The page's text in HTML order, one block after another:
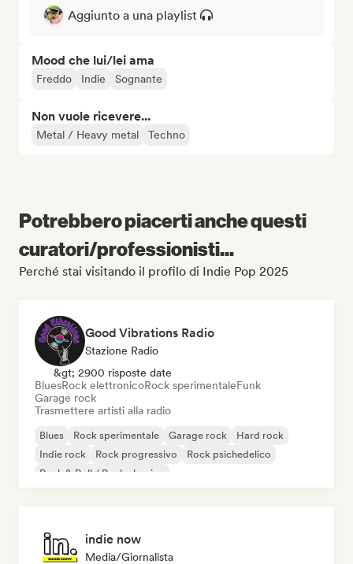
Aggiunto a una playlist
Mood che lui/lei ama
Freddo Indie Sognante
Non vuole ricevere...
Metal / Heavy metal Techno
Potrebbero piacerti anche questi
curatori/professionisti...
Perché stai visitando il profilo di Indie Pop 2025
Good Vibrations Radio
Stazione Radio
&gt; 2900 risposte date
BluesRock elettronicoRock sperimentaleFunk
Garage rock
Trasmettere artisti alla radio
Blues Rock sperimentale Garage rock
Hard rock
Indie rock
Rock progressivo
Rock psichedelico
Rock & Roll / Rock classico
indie now
Media/Giornalista